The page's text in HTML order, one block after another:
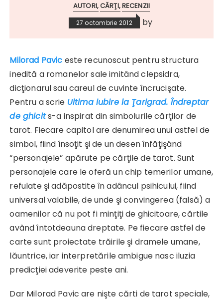
AUTORI CĂRŢI RECENZII
27 octombrie 2012 by
Milorad Pavic este recunoscut pentru structura
inedită a romanelor sale imitând clepsidra,
dicţionarul sau careul de cuvinte încrucişate.
Pentru a scrie Ultima iubire la Ţarigrad. Îndreptar
de ghicits-a inspirat din simbolurile cărţilor de
tarot. Fiecare capitol are denumirea unui astfel de
simbol, fiind însoţit şi de un desen înfăţişând
“personajele” apărute pe cărţile de tarot. Sunt
personajele care le oferă un chip temerilor umane,
refulate şi adăpostite în adâncul psihicului, fiind
universal valabile, de unde şi convingerea (falsă) a
oamenilor că nu pot fi minţiţi de ghicitoare, cărtile
având întotdeauna dreptate. Pe fiecare astfel de
carte sunt proiectate trăirile şi dramele umane,
lăuntrice, iar interpretările ambigue nasc iluzia
predicţiei adeverite peste ani.
Dar Milorad Pavic are nişte cărti de tarot speciale,